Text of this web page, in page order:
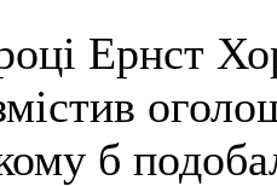
Ернст
б